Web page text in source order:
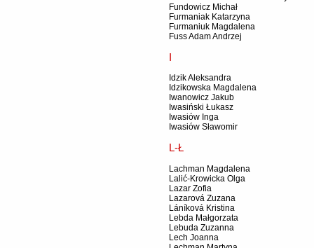
Fundowicz Michał
Furmaniak Katarzyna
Furmaniuk Magdalena
Fuss Adam Andrzej
I
Idzik Aleksandra
Idzikowska Magdalena
Iwanowicz Jakub
Iwasiński Łukasz
Iwasiów Inga
Iwasiów Sławomir
L-Ł
Lachman Magdalena
Lalić-Krowicka Olga
Lazar Zofia
Lazarová Zuzana
Láníková Kristina
Lebda Małgorzata
Lebuda Zuzanna
Lech Joanna